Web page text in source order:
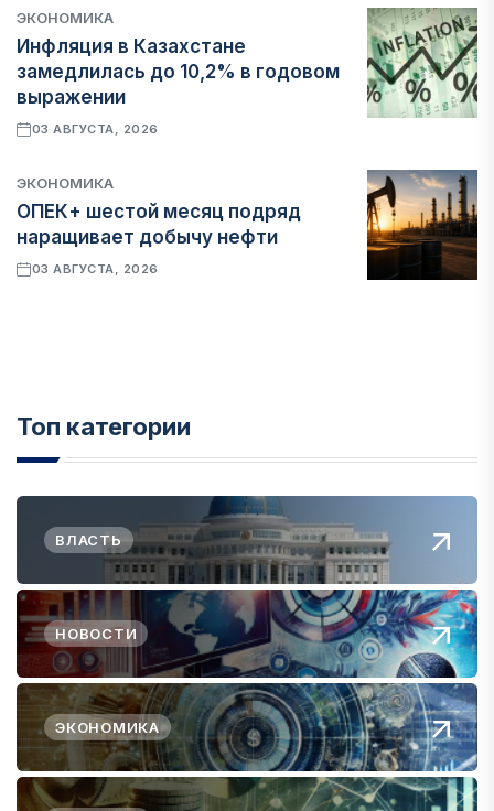
ЭКОНОМИКА
Инфляция в Казахстане
замедлилась до 10,2% в годовом
выражении
03 АВГУСТА, 2026
ЭКОНОМИКА
ОПЕК+ шестой месяц подряд
наращивает добычу нефти
03 АВГУСТА, 2026
Топ категории
ВЛАСТЬ
НОВОСТИ
ЭКОНОМИКА